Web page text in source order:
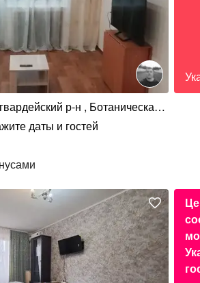
р-н , Ботаническая
даты и гостей